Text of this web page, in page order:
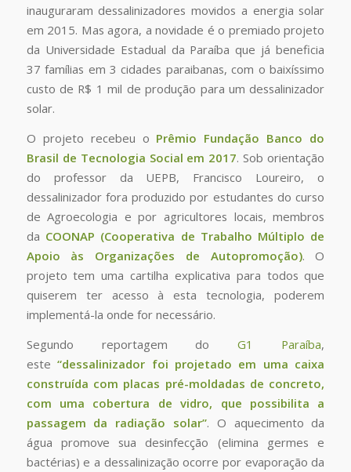
inauguraram dessalinizadores movidos a energia solar
em 2015. Mas agora, a novidade é o premiado projeto
da Universidade Estadual da Paraíba que já beneficia
37 famílias em 3 cidades paraibanas, com o baixíssimo
custo de R$ 1 mil de produção para um dessalinizador
solar.
O projeto recebeu o Prêmio Fundação Banco do
Brasil de Tecnologia Social em 2017. Sob orientação
do professor da UEPB, Francisco Loureiro, o
dessalinizador fora produzido por estudantes do curso
de Agroecologia e por agricultores locais, membros
da COONAP (Cooperativa de Trabalho Múltiplo de
Apoio às Organizações de Autopromoção). O
projeto tem uma cartilha explicativa para todos que
quiserem ter acesso à esta tecnologia, poderem
implementá-la onde for necessário.
Segundo reportagem doG1 Paraíba,
este “dessalinizador foi projetado em uma caixa
construída com placas pré-moldadas de concreto,
com uma cobertura de vidro, que possibilita a
passagem da radiação solar”. O aquecimento da
água promove sua desinfecção (elimina germes e
bactérias) e a dessalinização ocorre por evaporação da